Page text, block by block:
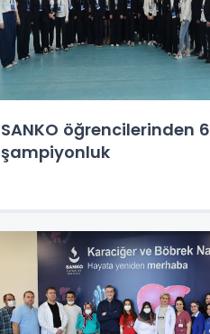
SANKO öğrencilerinden 6
şampiyonluk